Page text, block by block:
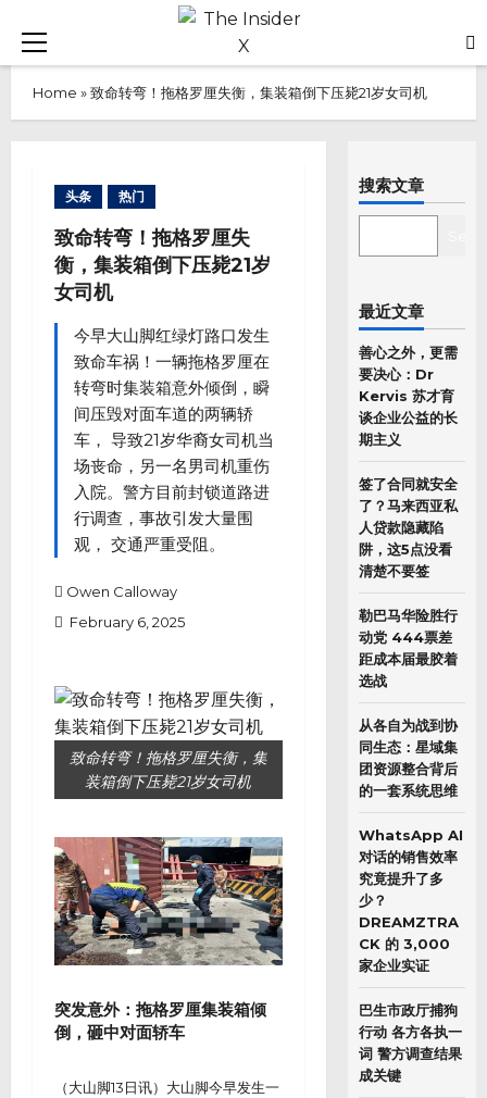
content
Primary
Home »致命转弯！拖格罗厘失衡，集装箱倒下压毙21岁女司机
头条 热门
致命转弯！拖格罗厘失
衡，集装箱倒下压毙21岁
女司机
今早大山脚红绿灯路口发生
致命车祸！一辆拖格罗厘在
转弯时集装箱意外倾倒，瞬
间压毁对面车道的两辆轿
车， 导致21岁华裔女司机当
场丧命，另一名男司机重伤
入院。警方目前封锁道路进
行调查，事故引发大量围
观， 交通严重受阻。
Owen Calloway
February 6, 2025
致命转弯！拖格罗厘失衡，集
装箱倒下压毙21岁女司机
突发意外：拖格罗厘集装箱倾
倒，砸中对面轿车
（大山脚13日讯）大山脚今早发生一
搜索文章
最近文章
善心之外，更需
要决心：Dr
Kervis 苏才育
谈企业公益的长
期主义
签了合同就安全
了？马来西亚私
人贷款隐藏陷
阱，这5点没看
清楚不要签
勒巴马华险胜行
动党 444票差
距成本届最胶着
选战
从各自为战到协
同生态：星域集
团资源整合背后
的一套系统思维
WhatsApp AI
对话的销售效率
究竟提升了多
少？
DREAMZTRA
CK 的 3,000
家企业实证
巴生市政厅捕狗
行动 各方各执一
词 警方调查结果
成关键